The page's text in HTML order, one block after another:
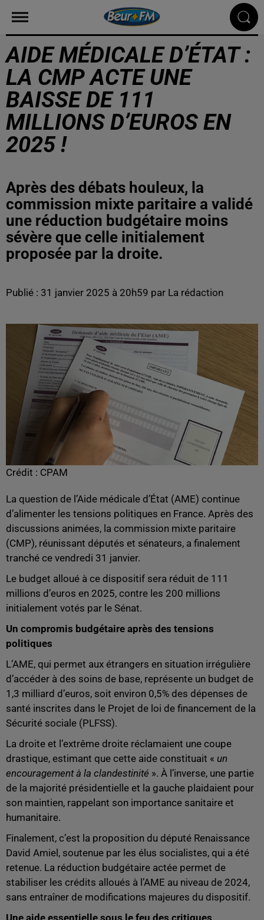
AIDE MÉDICALE D’ÉTAT :
LA CMP ACTE UNE
BAISSE DE 111
MILLIONS D’EUROS EN
2025 !
Après des débats houleux, la
commission mixte paritaire a validé
une réduction budgétaire moins
sévère que celle initialement
proposée par la droite.
Publié : 31 janvier 2025 à 20h59 par La rédaction
Crédit : CPAM
La question de l’Aide médicale d’État (AME) continue
d’alimenter les tensions politiques en France. Après des
discussions animées, la commission mixte paritaire
(CMP), réunissant députés et sénateurs, a finalement
tranché ce vendredi 31 janvier.
Le budget alloué à ce dispositif sera réduit de 111
millions d’euros en 2025, contre les 200 millions
initialement votés par le Sénat.
Un compromis budgétaire après des tensions
politiques
L’AME, qui permet aux étrangers en situation irrégulière
d’accéder à des soins de base, représente un budget de
1,3 milliard d’euros, soit environ 0,5% des dépenses de
santé inscrites dans le Projet de loi de financement de la
Sécurité sociale (PLFSS).
La droite et l’extrême droite réclamaient une coupe
drastique, estimant que cette aide constituait « un
encouragement à la clandestinité ». À l’inverse, une partie
de la majorité présidentielle et la gauche plaidaient pour
son maintien, rappelant son importance sanitaire et
humanitaire.
Finalement, c’est la proposition du député Renaissance
David Amiel, soutenue par les élus socialistes, qui a été
retenue. La réduction budgétaire actée permet de
stabiliser les crédits alloués à l’AME au niveau de 2024,
sans entraîner de modifications majeures du dispositif.